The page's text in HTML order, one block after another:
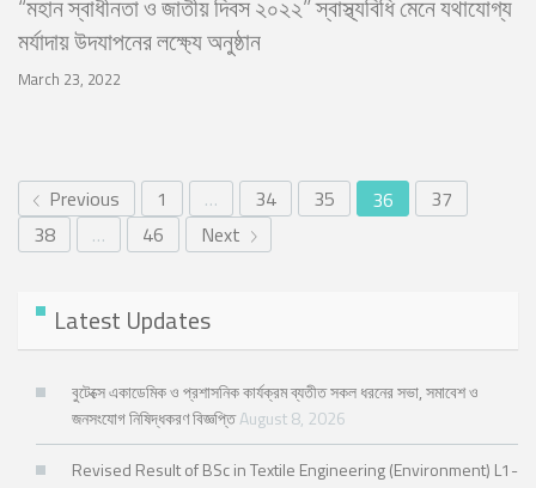
“মহান স্বাধীনতা ও জাতীয় দিবস ২০২২” স্বাস্থ্যবিধি মেনে যথাযোগ্য
মর্যাদায় উদযাপনের লক্ষ্যে অনুষ্ঠান
March 23, 2022
Previous 1 … 34 35 36
37
38
… 46 Next
Latest Updates
বুটেক্সে একাডেমিক ও প্রশাসনিক কার্যক্রম ব্যতীত সকল ধরনের সভা, সমাবেশ ও
জনসংযোগ নিষিদ্ধকরণ বিজ্ঞপ্তিAugust 8, 2026
Revised Result of BSc in Textile Engineering (Environment) L1-